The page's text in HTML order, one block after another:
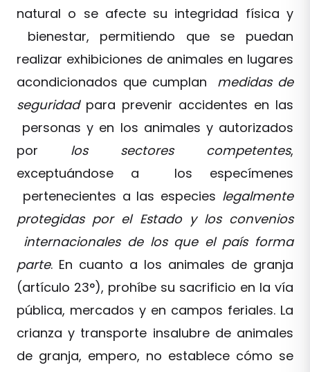
natural o se afecte su integridad física y
bienestar, permitiendo que se puedan
realizar exhibiciones de animales en lugares
acondicionados que cumplan medidas de
seguridadpara prevenir accidentes en las
personas y en los animales y autorizados
por los sectores competentes,
exceptuándose a los especímenes
pertenecientes a las especies legalmente
protegidas por el Estado y los convenios
internacionales de los que el país forma
parte. En cuanto a los animales de granja
(artículo 23°), prohíbe su sacrificio en la vía
pública, mercados y en campos feriales. La
crianza y transporte insalubre de animales
de granja, empero, no establece cómo se